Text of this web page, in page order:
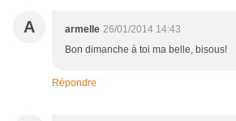
A armelle 26/01/2014 14:43
Bon dimanche à toi ma belle, bisous!
Répondre